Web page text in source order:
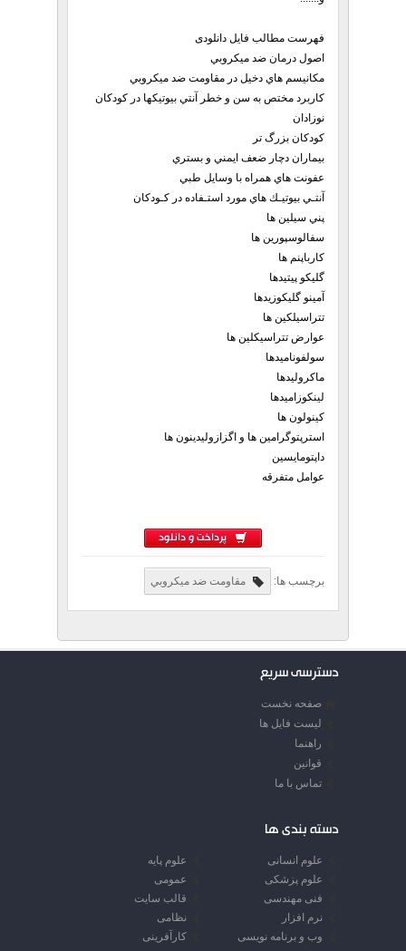
فهرست مطالب فایل دانلودی
اصول درمان ضد ميكروبي
مكانيسم هاي دخيل در مقاومت ضد ميكروبي
كاربرد مختص به سن و خطر آنتي بيوتيكها در كودكان
نوزادان
كودكان بزرگ تر
بيماران دچار ضعف ايمني و بستري
عفونت هاي همراه با وسايل طبي
آنتـي بيوتيـك هاي مورد استـفاده در كـودكان
پني سيلين ها
سفالوسپورين ها
كارباپنم ها
گليكو پيتيدها
آمينو گليكوزيدها
تتراسيلكين ها
عوارض تتراسيكلين ها
سولفوناميدها
ماكروليدها
لينكوزاميدها
كينولون ها
استرپتوگرامين ها و اگزازوليدينون ها
داپتومايسين
عوامل متفرقه
پرداخت و دانلود
برچسب ها: مقاومت ضد ميکروبي
دسترسی سریع
صفحه نخست
لیست فایل ها
راهنما
قوانین
تماس با ما
دسته بندی ها
علوم انسانی
علوم پایه
علوم پزشکی
عمومی
فنی مهندسی
قالب سایت
نرم افزار
نظامی
وب و برنامه نویسی
کارآفرینی